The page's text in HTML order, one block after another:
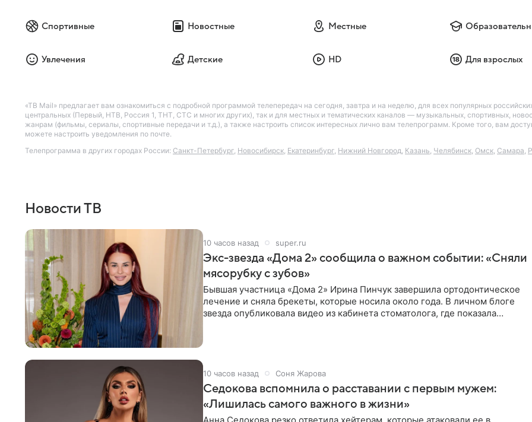
Спортивные Новостные Местные
Увлечения Детские HD Для взрослых
«ТВ Mail» предлагает вам ознакомиться с подробной программой телепередач на сегодня, завтра и на неделю, для всех популярных
центральных (Первый, НТВ, Россия 1, ТНТ, СТС и многих других), так и для местных и тематических каналов — музыкальных, спортивных,
жанрам (фильмы, сериалы, спортивные передачи и т.д.), а также настроить список интересных лично вам телепрограмм. Кроме того, вам
можете настроить уведомления по почте.
Телепрограмма в других городах России: Санкт-Петербург Новосибирск Екатеринбург Нижний Новгород Казань Челябинск Омск Самара
Новости ТВ
10 часов назад super.ru
Экс-звезда «Дома 2» сообщила о важном событии: «Сняли
мясорубку с зубов»
Бывшая участница «Дома 2» Ирина Пинчук завершила ортодонтическое
лечение и сняла брекеты, которые носила около года. В личном блоге
звезда опубликовала видео из кабинета стоматолога, где показала
10 часов назад Соня Жарова
Седокова вспомнила о расставании с первым мужем:
«Лишилась самого важного в жизни»